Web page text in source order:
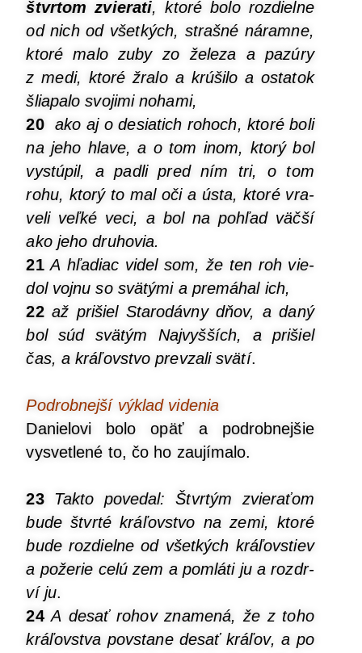
štvr­tom zvie­ra­ti, kto­ré bolo roz­diel­ne
od nich od všet­kých, straš­né náram­ne,
kto­ré malo zuby zo žele­za a pazú­ry
z medi, kto­ré žra­lo a krú­ši­lo a osta­tok
šlia­pa­lo svo­ji­mi nohami,
20 ako aj o desia­tich rohoch, kto­ré boli
na jeho hla­ve, a o tom inom, kto­rý bol
vystú­pil, a pad­li pred ním tri, o tom
rohu, kto­rý to mal oči a ústa, kto­ré vra­
ve­li veľ­ké veci, a bol na pohľad väč­ší
ako jeho druhovia.
21 A hľa­diac videl som, že ten roh vie­
dol voj­nu so svä­tý­mi a pre­má­hal ich,
22 až pri­šiel Sta­ro­dáv­ny dňov, a daný
bol súd svä­tým Naj­vyš­ších, a pri­šiel
čas, a krá­ľov­stvo pre­vza­li svä­tí.
Pod­rob­nej­ší výklad videnia
Danie­lo­vi bolo opäť a pod­rob­nej­šie
vysvet­le­né to, čo ho zaujímalo.
23 Tak­to pove­dal:
Štvr­tým zvie­ra­ťom
bude štvr­té krá­ľov­stvo na zemi, kto­ré
bude roz­diel­ne od všet­kých krá­ľovs­tiev
a pože­rie celú zem a pomlá­ti ju a rozdr­
ví ju.
24 A desať rohov zna­me­ná, že z toho
krá­ľov­stva povs­ta­ne desať krá­ľov, a po